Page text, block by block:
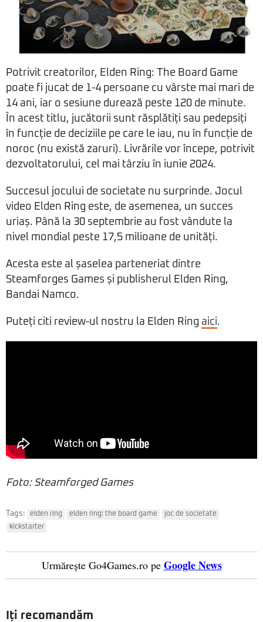
Potrivit creatorilor, Elden Ring: The Board Game
poate fi jucat de 1-4 persoane cu vârste mai mari de
14 ani, iar o sesiune durează peste 120 de minute.
În acest titlu, jucătorii sunt răsplătiți sau pedepsiți
în funcție de deciziile pe care le iau, nu în funcție de
noroc (nu există zaruri). Livrările vor începe, potrivit
dezvoltatorului, cel mai târziu în iunie 2024.
Succesul jocului de societate nu surprinde. Jocul
video Elden Ring este, de asemenea, un succes
uriaș. Până la 30 septembrie au fost vândute la
nivel mondial peste 17,5 milioane de unități.
Acesta este al șaselea parteneriat dintre
Steamforges Games și publisherul Elden Ring,
Bandai Namco.
Puteți citi review-ul nostru la Elden Ring aici.
Foto: Steamforged Games
Tags: elden ring elden ring: the board game
joc de societate
kickstarter
Urmărește Go4Games.ro pe Google News
Iți recomandăm